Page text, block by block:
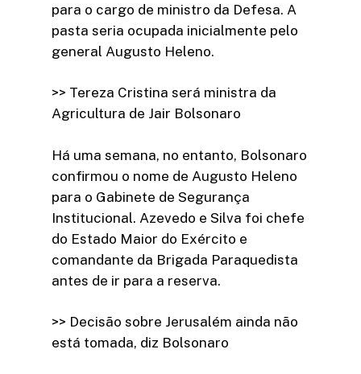
para o cargo de ministro da Defesa. A
pasta seria ocupada inicialmente pelo
general Augusto Heleno.
>> Tereza Cristina será ministra da
Agricultura de Jair Bolsonaro
Há uma semana, no entanto, Bolsonaro
confirmou o nome de Augusto Heleno
para o Gabinete de Segurança
Institucional. Azevedo e Silva foi chefe
do Estado Maior do Exército e
comandante da Brigada Paraquedista
antes de ir para a reserva.
>> Decisão sobre Jerusalém ainda não
está tomada, diz Bolsonaro